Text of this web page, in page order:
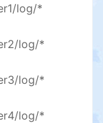
log/*
log/*
log/*
log/*